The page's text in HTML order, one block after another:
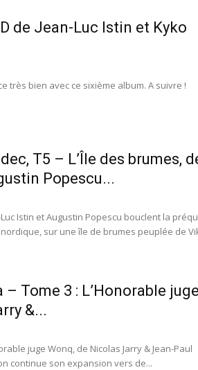
de Jean-Luc Istin et Kyko
très bien avec ce sixième album. A suivre !
T5 – L’Île des brumes,
Popescu...
Istin et Augustin Popescu bouclent la
sur une île de brumes peuplée de
– Tome 3 : L’Honorable
&...
juge Wonq, de Nicolas Jarry & Jean-Paul
continue son expansion vers de...